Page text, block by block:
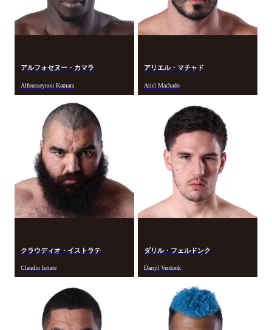
アルフォセヌー・カマラ
Alfousseynou Kamara
アリエル・マチャド
Ariel Machado
クラウディオ・イストラテ
Claudio Istrate
ダリル・フェルドンク
Darryl Verdonk